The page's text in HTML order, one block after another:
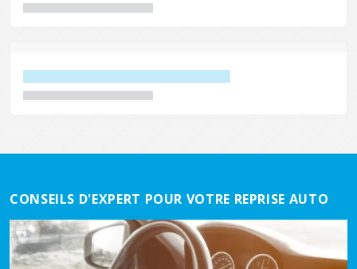
CONSEILS D'EXPERT POUR VOTRE REPRISE AUTO